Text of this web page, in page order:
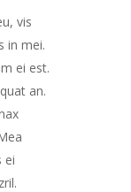
vis
in mei.
ei est.
an.
ei